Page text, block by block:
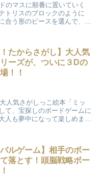
のマスに順番に置いていく
トリスのブロックのように
う形のピースを選んで、自
！たからさがし】大人気
ーズが、ついに３Dの
！！
人気さがしっこ絵本「ミッ
て、宝探しのボードゲームに
人も夢中になって楽しめま
バルゲーム】相手のボー
落とす！頭脳戦略ボー